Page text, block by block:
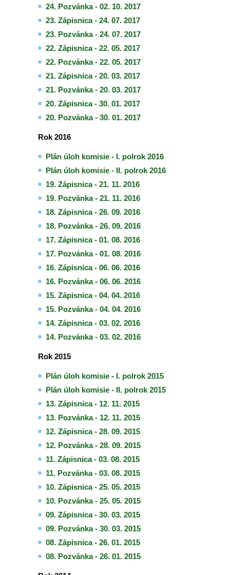
24. Pozvánka - 02. 10. 2017
23. Zápisnica - 24. 07. 2017
23. Pozvánka - 24. 07. 2017
22. Zápisnica - 22. 05. 2017
22. Pozvánka - 22. 05. 2017
21. Zápisnica - 20. 03. 2017
21. Pozvánka - 20. 03. 2017
20. Zápisnica - 30. 01. 2017
20. Pozvánka - 30. 01. 2017
Rok 2016
Plán úloh komisie - I. polrok 2016
Plán úloh komisie - II. polrok 2016
19. Zápisnica - 21. 11. 2016
19. Pozvánka - 21. 11. 2016
18. Zápisnica - 26. 09. 2016
18. Pozvánka - 26. 09. 2016
17. Zápisnica - 01. 08. 2016
17. Pozvánka - 01. 08. 2016
16. Zápisnica - 06. 06. 2016
16. Pozvánka - 06. 06. 2016
15. Zápisnica - 04. 04. 2016
15. Pozvánka - 04. 04. 2016
14. Zápisnica - 03. 02. 2016
14. Pozvánka - 03. 02. 2016
Rok 2015
Plán úloh komisie - I. polrok 2015
Plán úloh komisie - II. polrok 2015
13. Zápisnica - 12. 11. 2015
13. Pozvánka - 12. 11. 2015
12. Zápisnica - 28. 09. 2015
12. Pozvánka - 28. 09. 2015
11. Zápisnica - 03. 08. 2015
11. Pozvánka - 03. 08. 2015
10. Zápisnica - 25. 05. 2015
10. Pozvánka - 25. 05. 2015
09. Zápisnica - 30. 03. 2015
09. Pozvánka - 30. 03. 2015
08. Zápisnica - 26. 01. 2015
08. Pozvánka - 26. 01. 2015